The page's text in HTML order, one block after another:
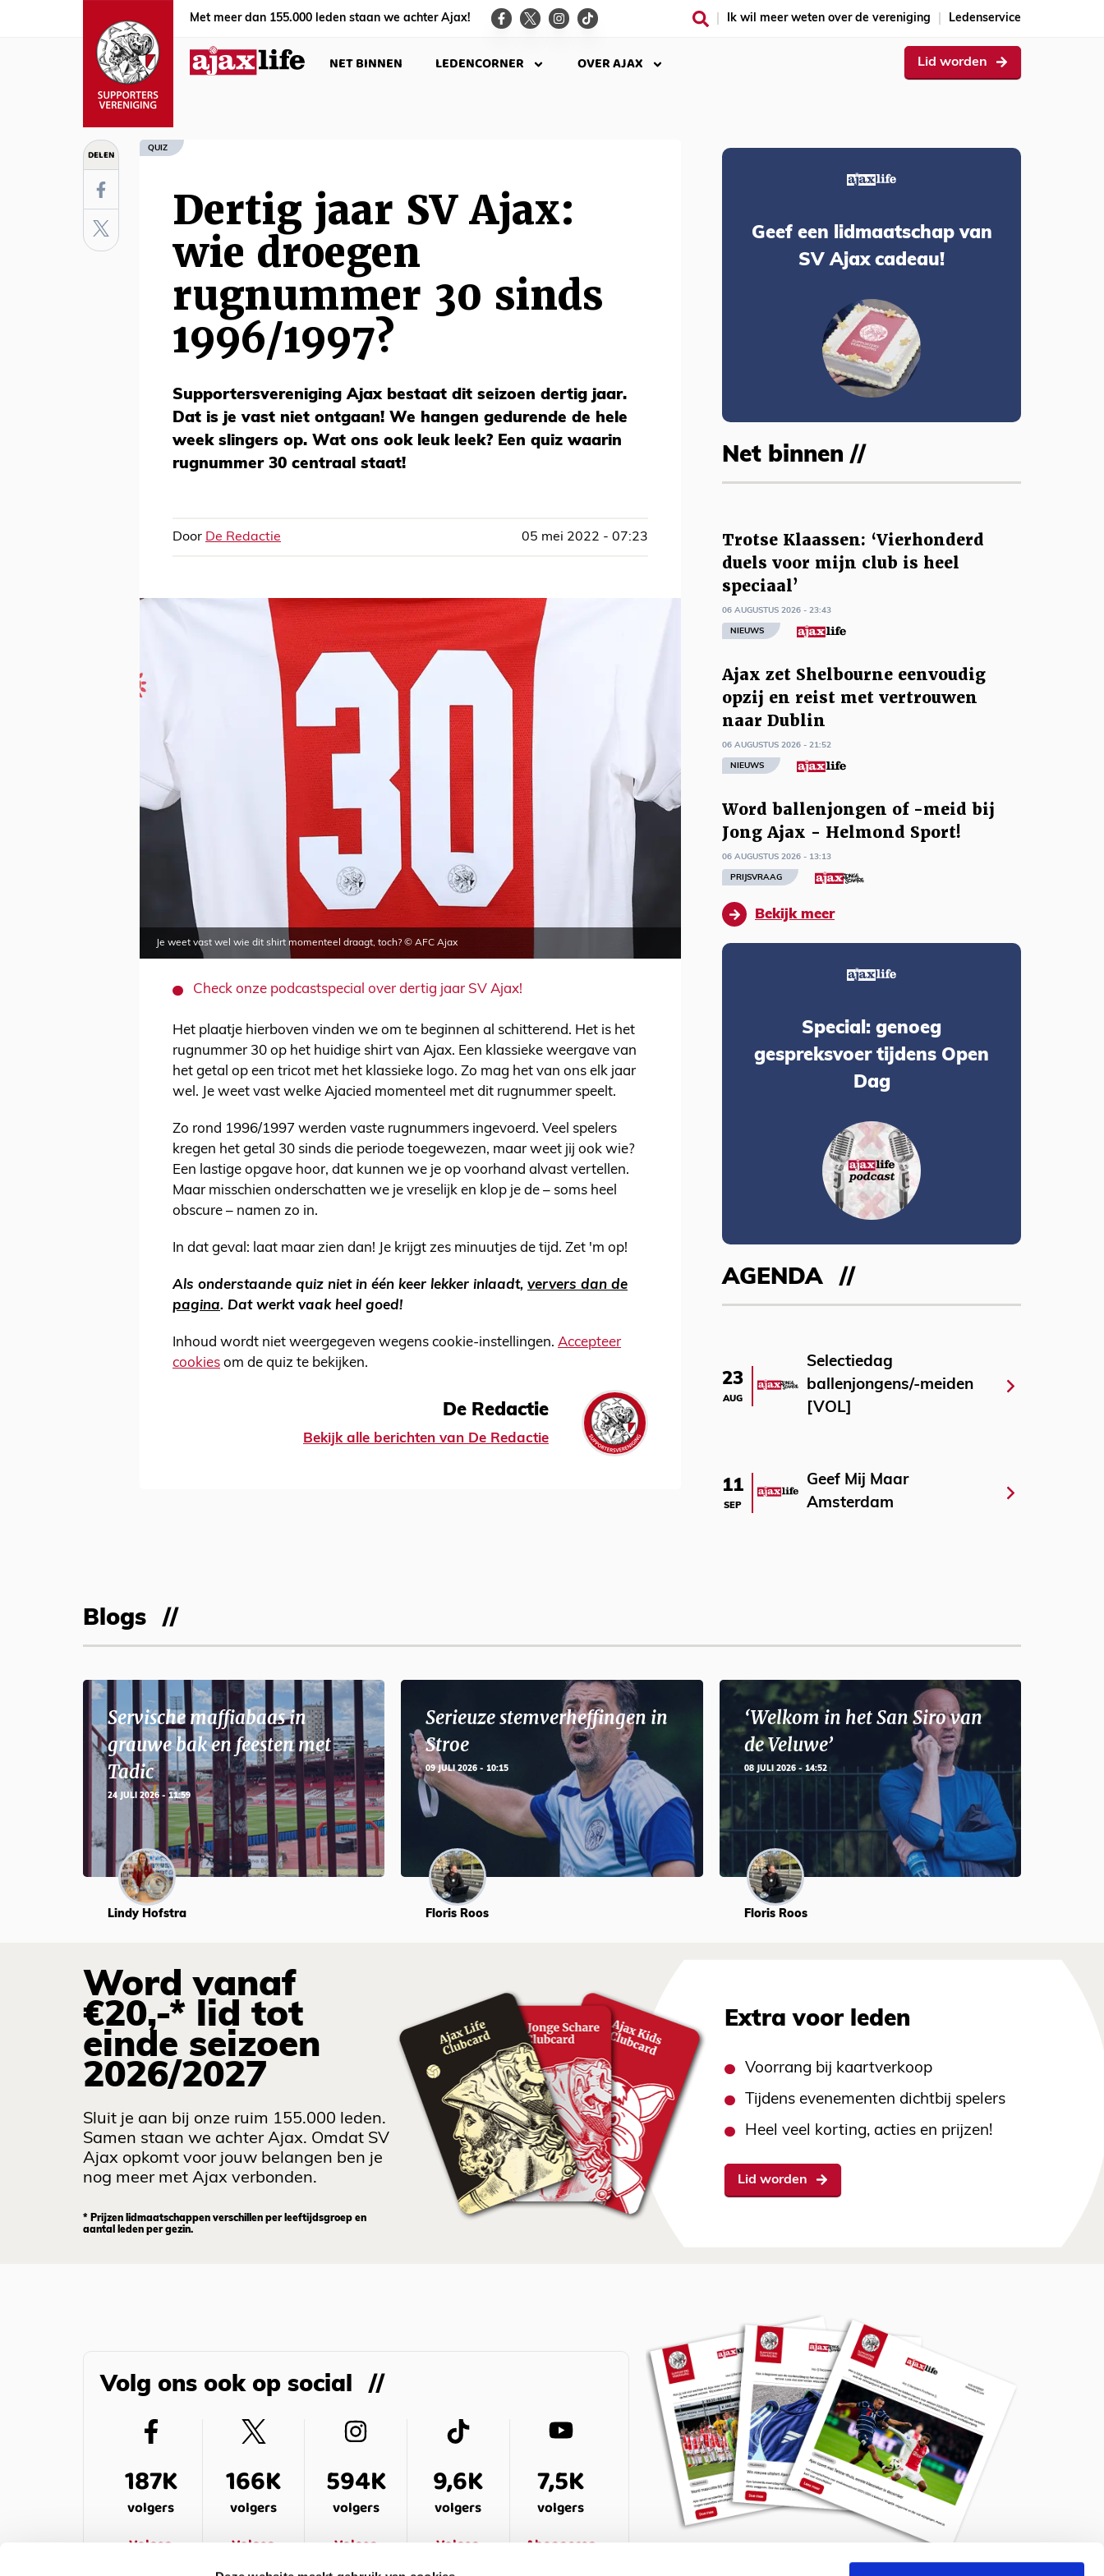
Met meer dan 155.000 leden staan we achter Ajax! Ik wil meer weten over de vereniging Ledenservice
NET BINNEN LEDENCORNER OVER AJAX Lid worden
DELEN QUIZ
Dertig jaar SV Ajax:
wie droegen
rugnummer 30 sinds
1996/1997?
Supportersvereniging Ajax bestaat dit seizoen dertig jaar.
Dat is je vast niet ontgaan! We hangen gedurende de hele
week slingers op. Wat ons ook leuk leek? Een quiz waarin
rugnummer 30 centraal staat!
Door De Redactie 05 mei 2022 - 07:23
Je weet vast wel wie dit shirt momenteel draagt, toch? © AFC Ajax
Check onze podcastspecial over dertig jaar SV Ajax!
Het plaatje hierboven vinden we om te beginnen al schitterend. Het is het
rugnummer 30 op het huidige shirt van Ajax. Een klassieke weergave van
het getal op een tricot met het klassieke logo. Zo mag het van ons elk jaar
wel. Je weet vast welke Ajacied momenteel met dit rugnummer speelt.
Zo rond 1996/1997 werden vaste rugnummers ingevoerd. Veel spelers
kregen het getal 30 sinds die periode toegewezen, maar weet jij ook wie?
Een lastige opgave hoor, dat kunnen we je op voorhand alvast vertellen.
Maar misschien onderschatten we je vreselijk en klop je de – soms heel
obscure – namen zo in.
In dat geval: laat maar zien dan! Je krijgt zes minuutjes de tijd. Zet 'm op!
Als onderstaande quiz niet in één keer lekker inlaadt, ververs dan de
pagina. Dat werkt vaak heel goed!
Inhoud wordt niet weergegeven wegens cookie-instellingen. Accepteer
cookies om de quiz te bekijken.
De Redactie
Bekijk alle berichten van De Redactie
Geef een lidmaatschap van
SV Ajax cadeau!
Net binnen //
Trotse Klaassen: ‘Vierhonderd
duels voor mijn club is heel
speciaal’
06 AUGUSTUS 2026 - 23:43
NIEUWS
Ajax zet Shelbourne eenvoudig
opzij en reist met vertrouwen
naar Dublin
06 AUGUSTUS 2026 - 21:52
NIEUWS
Word ballenjongen of -meid bij
Jong Ajax - Helmond Sport!
06 AUGUSTUS 2026 - 13:13
PRIJSVRAAG
Bekijk meer
Special: genoeg
gespreksvoer tijdens Open
Dag
AGENDA
23
AUG
Selectiedag
ballenjongens/-meiden
[VOL]
11
SEP
Geef Mij Maar
Amsterdam
Blogs
Servische maffiabaas in
grauwe bak en feesten met
Tadic
24 JULI 2026 - 11:59
Lindy Hofstra
Serieuze stemverheffingen in
Stroe
09 JULI 2026 - 10:15
Floris Roos
‘Welkom in het San Siro van
de Veluwe’
08 JULI 2026 - 14:52
Floris Roos
Word vanaf
€20,-* lid tot
einde seizoen
2026/2027
Sluit je aan bij onze ruim 155.000 leden.
Samen staan we achter Ajax. Omdat SV
Ajax opkomt voor jouw belangen ben je
nog meer met Ajax verbonden.
* Prijzen lidmaatschappen verschillen per leeftijdsgroep en
aantal leden per gezin.
Extra voor leden
Voorrang bij kaartverkoop
Tijdens evenementen dichtbij spelers
Heel veel korting, acties en prijzen!
Lid worden
Volg ons ook op social
187K
volgers
Volgen
166K
volgers
Volgen
594K
volgers
Volgen
9,6K
volgers
Volgen
7,5K
volgers
Abonneren